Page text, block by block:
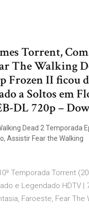
Torrent,
The Walking
Frozen II ficou
a Soltos em
DL 720p –
Dead 2 Temporada
Assistir Fear the Walking
Temporada Torrent
e Legendado HDTV |
Faroeste, Fear